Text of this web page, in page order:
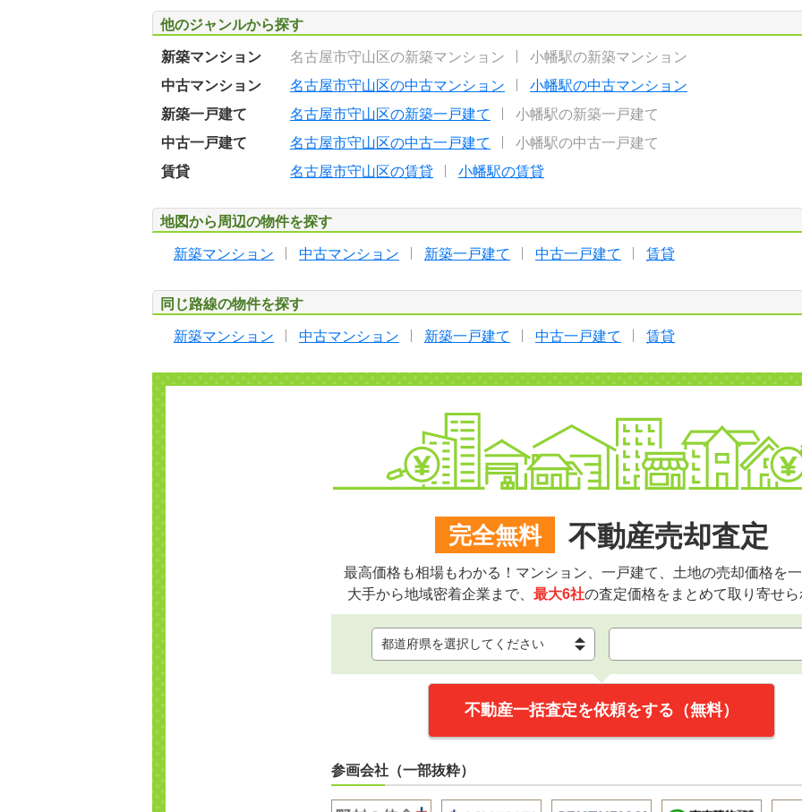
他のジャンルから探す
新築マンション 名古屋市守山区の新築マンション
小幡駅の新築マンション
中古マンション
名古屋市守山区の中古マンション
小幡駅の中古マンション
新築一戸建て
名古屋市守山区の新築一戸建て
小幡駅の新築一戸建て
中古一戸建て
名古屋市守山区の中古一戸建て
小幡駅の中古一戸建て
賃貸
名古屋市守山区の賃貸 小幡駅の賃貸
地図から周辺の物件を探す
新築マンション 中古マンション 新築一戸建て 中古一戸建て 賃貸
同じ路線の物件を探す
新築マンション 中古マンション 新築一戸建て 中古一戸建て 賃貸
完全無料 不動産売却査定
最高価格も相場もわかる！マンション、一戸建て、土地の売却価格を
大手から地域密着企業まで、 最大6社の査定価格をまとめて取り寄せ
不動産一括査定を依頼をする（無料）
参画会社（一部抜粋）